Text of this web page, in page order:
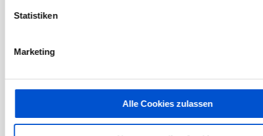
Statistiken
Marketing
Alle Cookies zulassen
Oktober 2017
August 2017
April 2017